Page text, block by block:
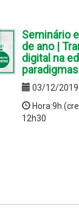
Seminário
de ano |
digital na
03/12/2019
Hora:9h
12h30